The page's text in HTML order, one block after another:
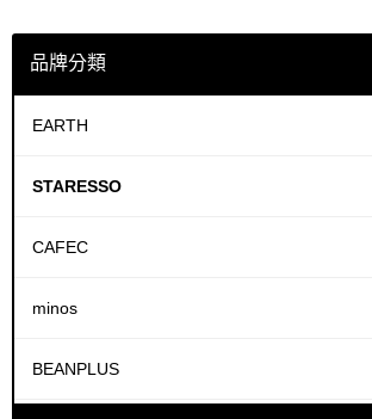
品牌分類
EARTH
STARESSO
CAFEC
minos
BEANPLUS